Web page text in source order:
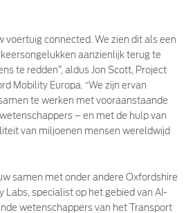
voertuig connected. We zien dit als een
aanzienlijk terug te
te redden”, aldus Jon Scott, Project
Mobility Europa. “We zijn ervan
te werken met vooraanstaande
– en met de hulp van
van miljoenen mensen wereldwijd
samen met onder andere Oxfordshire
Labs, specialist op het gebied van AI-
wetenschappers van het Transport